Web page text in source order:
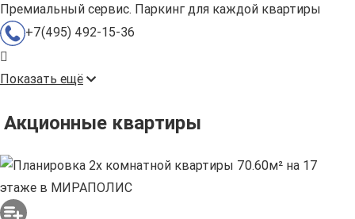
Премиальный сервис. Паркинг для каждой квартиры
+7(495) 492-15-36
Показать ещё
Акционные квартиры